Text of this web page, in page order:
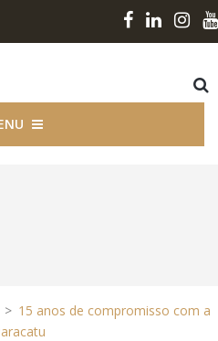
> 15 anos de compromisso com a